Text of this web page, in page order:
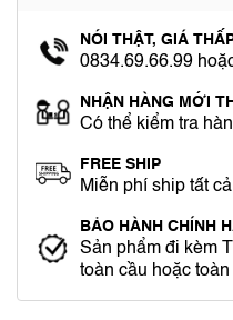
NÓI THẬT, GIÁ
0834.69.66.99
NHẬN HÀNG MỚI
Có thể kiểm tra
FREE SHIP
Miễn phí ship tất
BẢO HÀNH CHÍNH
Sản phẩm đi kèm
toàn cầu hoặc